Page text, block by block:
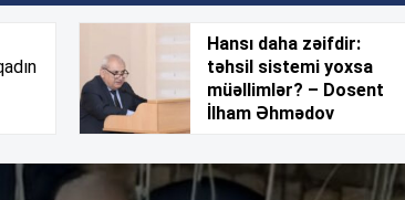
SAĞLAMLIQ MARAQLI
Hansı daha zəifdir:
təhsil sistemi yoxsa
müəllimlər? – Dosent
İlham Əhmədov